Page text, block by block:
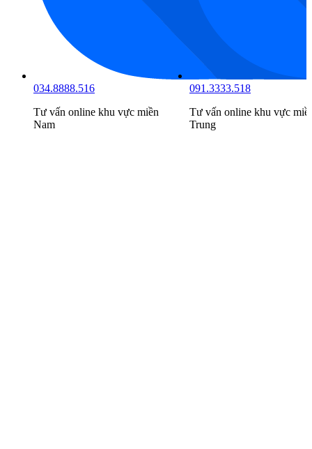
034.8888.516
Tư vấn online khu vực miền
Nam
091.3333.518
Tư vấn online khu vực
Trung